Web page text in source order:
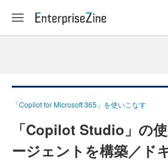
「Copilot for Microsoft 365」を使いこなす
「Copilot Studio」の
ージェントを構築／ド